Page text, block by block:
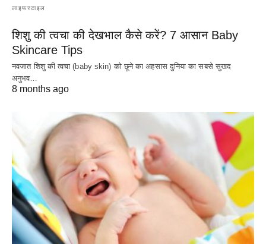
लाइफस्टाइल
शिशु की त्वचा की देखभाल कैसे करें? 7 आसान Baby
Skincare Tips
नवजात शिशु की त्वचा (baby skin) को छूने का अहसास दुनिया का सबसे सुखद
अनुभव…
8 months ago